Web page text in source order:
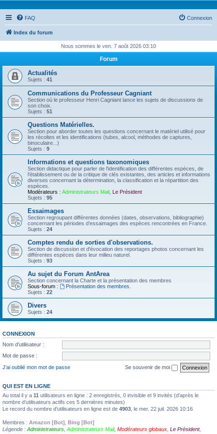
FAQ Connexion
Index du forum
Nous sommes le ven. 7 août 2026 03:10
Forum
Actualités
Sujets : 41
Communications du Professeur Cagniant
Section où le professeur Henri Cagniant lance les sujets de discussions de
son choix.
Sujets : 51
Questions Matérielles.
Section pour aborder toutes les questions concernant le matériel utilisé pour
les récoltes et les identifications (tubes, alcool, méthodes de captures,
binoculaire...)
Sujets : 9
Informations et questions taxonomiques
Section didactique pour parler de l'identification des différentes espèces, de
l'établissement ou de la critique de clés existantes, des articles et informations
diverses concernant la détermination, la classification et la répartition des
espèces.
Modérateurs : Administrateurs Mail Le Président
Sujets : 95
Essaimages
Section regroupant différentes données (dates, observations, bibliographie)
concernant les périodes d’essaimages des espèces rencontrées en France.
Sujets : 24
Comptes rendu de sorties d'observations.
Section de discussion et d'évocation des reportages photos concernant les
différentes espèces dans leur milieu naturel.
Sujets : 93
Au sujet du Forum AntArea
Section concernant la Charte et la présentation des membres
Sous-forum :
Présentation des membres.
Sujets : 22
Divers
Sujets : 24
CONNEXION
Nom d’utilisateur :
Mot de passe :
J’ai oublié mon mot de passe
Se souvenir de moi
QUI EST EN LIGNE
Au total il y a 11 utilisateurs en ligne : 2 enregistrés, 0 invisible et 9 invités (d’après le
nombre d’utilisateurs actifs ces 5 dernières minutes)
Le record du nombre d’utilisateurs en ligne est de 4903 , le mer. 22 juil. 2026 10:16
Membres : Amazon [Bot] Bing [Bot]
Légende : Administrateurs Administrateurs Mail, Modérateurs globaux Le Président,